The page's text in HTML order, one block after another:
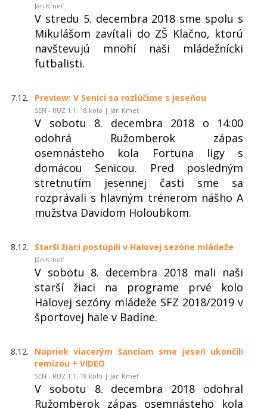
Ján Kmeť
V stredu 5. decembra 2018 sme spolu s
Mikulášom zavítali do ZŠ Klačno, ktorú
navštevujú mnohí naši mládežnícki
futbalisti.
7.12. Preview: V Senici sa rozlúčime s jeseňou
SEN - RUZ 1:1, 18.kolo | Ján Kmeť
V sobotu 8. decembra 2018 o 14:00
odohrá Ružomberok zápas
osemnásteho kola Fortuna ligy s
domácou Senicou. Pred posledným
stretnutím jesennej časti sme sa
rozprávali s hlavným trénerom nášho A
mužstva Davidom Holoubkom.
8.12. Starší žiaci postúpili v Halovej sezóne mládeže
Ján Kmeť
V sobotu 8. decembra 2018 mali naši
starší žiaci na programe prvé kolo
Halovej sezóny mládeže SFZ 2018/2019 v
športovej hale v Badíne.
8.12.
Napriek viacerým šanciam sme jeseň ukončili
remízou + VIDEO
SEN - RUZ 1:1, 18.kolo | Ján Kmeť
V sobotu 8. decembra 2018 odohral
Ružomberok zápas osemnásteho kola